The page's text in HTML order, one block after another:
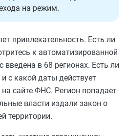
на режим.
привлекательность. Есть ли
к автоматизированной
в 68 регионах. Есть ли
с какой даты действует
сайте ФНС. Регион попадает
власти издали закон о
территории.